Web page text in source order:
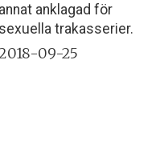
annat anklagad för
sexuella trakasserier.
09-25